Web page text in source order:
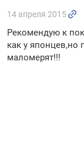
14 апреля 2015
Рекомендую к
как у японцев,но
маломерят!!!